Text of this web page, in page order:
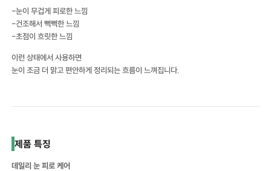
-눈이 무겁게 피로한 느낌
-건조해서 뻑뻑한 느낌
-초점이 흐릿한 느낌
이런 상태에서 사용하면
눈이 조금 더 맑고 편안하게 정리되는 흐름이 느껴집니다.
제품 특징
데일리 눈 피로 케어